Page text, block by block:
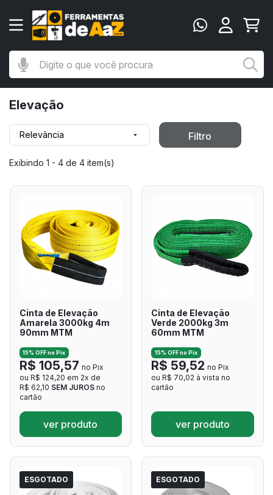
Digite o que você procura
Elevação
Relevância  Filtro
Exibindo 1 - 4 de 4 item(s)
Cinta de Elevação
Amarela 3000kg 4m
90mm MTM
15% OFF no Pix
R$ 105,57 no Pix
ou R$ 124,20 em 2x de
R$ 62,10 SEM JUROSno
cartão
ver produto
Cinta de Elevação
Verde 2000kg 3m
60mm MTM
15% OFF no Pix
R$ 59,52 no Pix
ou R$ 70,02 à vista no
cartão
ver produto
ESGOTADO ESGOTADO